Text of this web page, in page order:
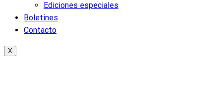
Ediciones especiales
Boletines
Contacto
X